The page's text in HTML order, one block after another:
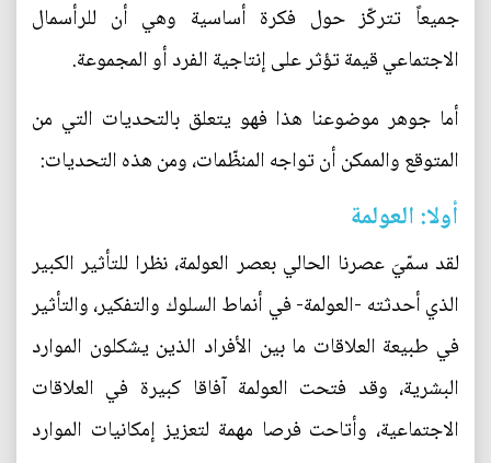
جميعاً تتركّز حول فكرة أساسية وهي أن للرأسمال
الاجتماعي قيمة تؤثر على إنتاجية الفرد أو المجموعة.
أما جوهر موضوعنا هذا فهو يتعلق بالتحديات التي من
المتوقع والممكن أن تواجه المنظّمات، ومن هذه التحديات:
أولا: العولمة
لقد سمّيَ عصرنا الحالي بعصر العولمة، نظرا للتأثير الكبير
الذي أحدثته -العولمة- في أنماط السلوك والتفكير، والتأثير
في طبيعة العلاقات ما بين الأفراد الذين يشكلون الموارد
البشرية، وقد فتحت العولمة آفاقا كبيرة في العلاقات
الاجتماعية، وأتاحت فرصا مهمة لتعزيز إمكانيات الموارد